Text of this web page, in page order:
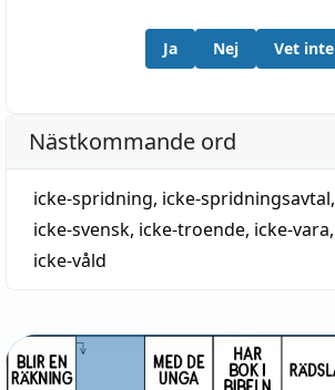
Ja Nej Vet inte
Nästkommande ord
icke-spridning, icke-spridningsavtal,
icke-svensk, icke-troende, icke-vara,
icke-våld